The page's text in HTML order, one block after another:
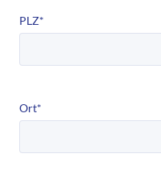
PLZ*
Ort*